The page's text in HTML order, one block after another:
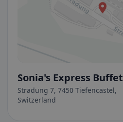
Sonia's Express Buffet
Stradung 7, 7450 Tiefencastel,
Switzerland